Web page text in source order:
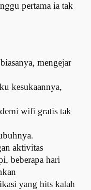
pertama ia tak
mengejar
kesukaannya,
wifi gratis tak
aktivitas
beberapa hari
yang hits kalah